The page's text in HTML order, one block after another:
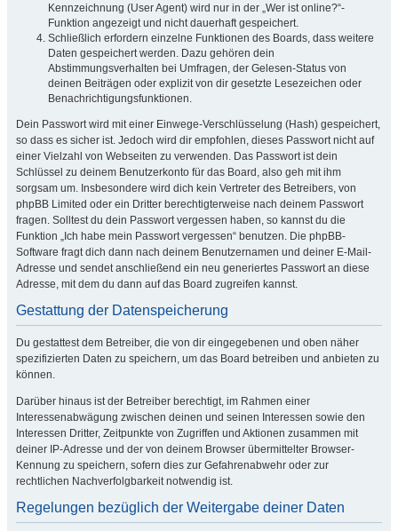
Kennzeichnung (User Agent) wird nur in der „Wer ist online?“-
Funktion angezeigt und nicht dauerhaft gespeichert.
Schließlich erfordern einzelne Funktionen des Boards, dass weitere
Daten gespeichert werden. Dazu gehören dein
Abstimmungsverhalten bei Umfragen, der Gelesen-Status von
deinen Beiträgen oder explizit von dir gesetzte Lesezeichen oder
Benachrichtigungsfunktionen.
Dein Passwort wird mit einer Einwege-Verschlüsselung (Hash) gespeichert,
so dass es sicher ist. Jedoch wird dir empfohlen, dieses Passwort nicht auf
einer Vielzahl von Webseiten zu verwenden. Das Passwort ist dein
Schlüssel zu deinem Benutzerkonto für das Board, also geh mit ihm
sorgsam um. Insbesondere wird dich kein Vertreter des Betreibers, von
phpBB Limited oder ein Dritter berechtigterweise nach deinem Passwort
fragen. Solltest du dein Passwort vergessen haben, so kannst du die
Funktion „Ich habe mein Passwort vergessen“ benutzen. Die phpBB-
Software fragt dich dann nach deinem Benutzernamen und deiner E-Mail-
Adresse und sendet anschließend ein neu generiertes Passwort an diese
Adresse, mit dem du dann auf das Board zugreifen kannst.
Gestattung der Datenspeicherung
Du gestattest dem Betreiber, die von dir eingegebenen und oben näher
spezifizierten Daten zu speichern, um das Board betreiben und anbieten zu
können.
Darüber hinaus ist der Betreiber berechtigt, im Rahmen einer
Interessenabwägung zwischen deinen und seinen Interessen sowie den
Interessen Dritter, Zeitpunkte von Zugriffen und Aktionen zusammen mit
deiner IP-Adresse und der von deinem Browser übermittelter Browser-
Kennung zu speichern, sofern dies zur Gefahrenabwehr oder zur
rechtlichen Nachverfolgbarkeit notwendig ist.
Regelungen bezüglich der Weitergabe deiner Daten